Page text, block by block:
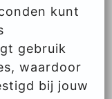
kunt
gebruik
waardoor
bij jouw